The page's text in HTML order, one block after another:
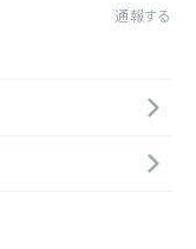
通報する